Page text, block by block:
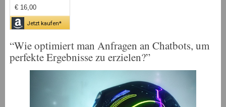
€ 16,00
Jetzt kaufen*
“Wie optimiert man Anfragen an Chatbots, um
perfekte Ergebnisse zu erzielen?”